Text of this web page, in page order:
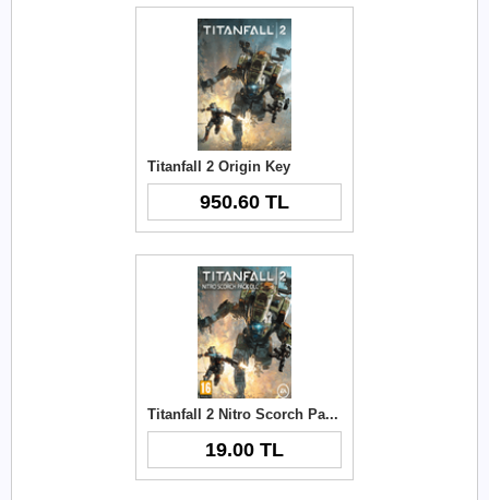
Titanfall 2 Origin Key
950.60 TL
Titanfall 2 Nitro Scorch Pack Origin Cd Key
19.00 TL